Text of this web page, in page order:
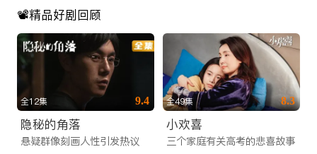
理、甜蜜恋爱等题材，深度剖析当代人的情感世界，引发海外华
人的强烈共鸣。
悬疑刑侦与谍战：专为喜爱烧脑剧情的观众准备，高能反转的探
案剧和紧张刺激的谍战剧，让您欲罢不能。
2. 高清院线电影点播
无需前往电影院，iTalkBB TV 为您同步国内院线大片。无论是
春节档的合家欢喜剧、国庆档的主旋律大片，还是口碑爆棚的文
📽️精品好剧回顾
全12集 9.4
隐秘的角落
悬疑群像刻画人性引发热议
全49集 8.3
小欢喜
三个家庭有关高考的悲喜故事